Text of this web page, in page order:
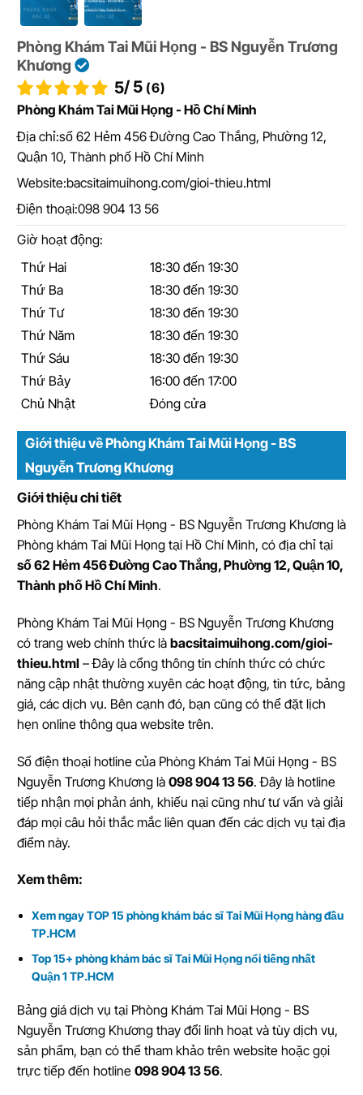
Phòng Khám Tai Mũi Họng - BS Nguyễn Trương
Khương
5/ 5 (6)
Phòng Khám Tai Mũi Họng - Hồ Chí Minh
Địa chỉ:số 62 Hẻm 456 Đường Cao Thắng, Phường 12,
Quận 10, Thành phố Hồ Chí Minh
Website:bacsitaimuihong.com/gioi-thieu.html
Điện thoại:098 904 13 56
Giờ hoạt động:
Thứ Hai
18:30 đến 19:30
Thứ Ba
18:30 đến 19:30
Thứ Tư
18:30 đến 19:30
Thứ Năm
18:30 đến 19:30
Thứ Sáu
18:30 đến 19:30
Thứ Bảy
16:00 đến 17:00
Chủ Nhật
Đóng cửa
Giới thiệu về Phòng Khám Tai Mũi Họng - BS
Nguyễn Trương Khương
Giới thiệu chi tiết
Phòng Khám Tai Mũi Họng - BS Nguyễn Trương Khương là
Phòng khám Tai Mũi Họng tại Hồ Chí Minh, có địa chỉ tại
số 62 Hẻm 456 Đường Cao Thắng, Phường 12, Quận 10,
Thành phố Hồ Chí Minh.
Phòng Khám Tai Mũi Họng - BS Nguyễn Trương Khương
có trang web chính thức là bacsitaimuihong.com/gioi-
thieu.html – Đây là cổng thông tin chính thức có chức
năng cập nhật thường xuyên các hoạt động, tin tức, bảng
giá, các dịch vụ. Bên cạnh đó, bạn cũng có thể đặt lịch
hẹn online thông qua website trên.
Số điện thoại hotline của Phòng Khám Tai Mũi Họng - BS
Nguyễn Trương Khương là 098 904 13 56. Đây là hotline
tiếp nhận mọi phản ánh, khiếu nại cũng như tư vấn và giải
đáp mọi câu hỏi thắc mắc liên quan đến các dịch vụ tại địa
điểm này.
Xem thêm:
Xem ngay TOP 15 phòng khám bác sĩ Tai Mũi Họng hàng đầu
TP.HCM
Top 15+ phòng khám bác sĩ Tai Mũi Họng nổi tiếng nhất
Quận 1 TP.HCM
Bảng giá dịch vụ tại Phòng Khám Tai Mũi Họng - BS
Nguyễn Trương Khương thay đổi linh hoạt và tùy dịch vụ,
sản phẩm, bạn có thể tham khảo trên website hoặc gọi
trực tiếp đến hotline 098 904 13 56.